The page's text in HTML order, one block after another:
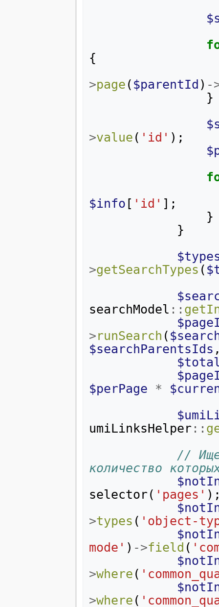
{
>page ( $parentId ) -
}
>value ( 'id' );
$info [ 'id' ];
}
}
>getSearchTypes (
searchModel ::
>runSearch (
$searchParentsIds
$perPage
*
umiLinksHelper ::
//
количество
selector( 'pages'
>types ( 'object-
mode' ) ->field (
>where (
>where (